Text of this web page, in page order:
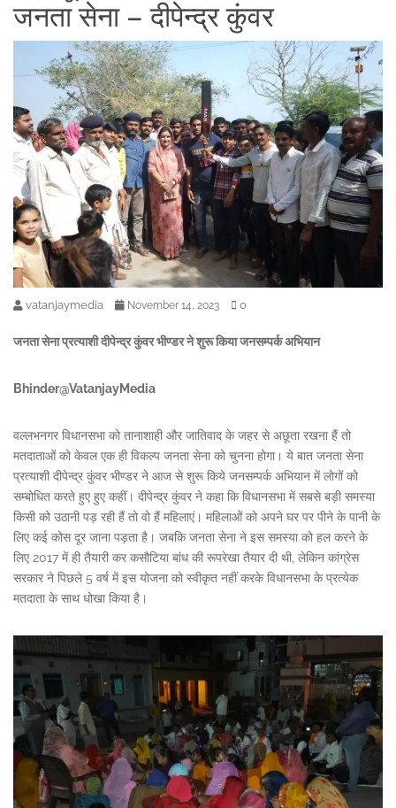
जनता सेना – दीपेन्द्र कुंवर
vatanjaymedia November 14, 2023 0
जनता सेना प्रत्याशी दीपेन्द्र कुंवर भीण्डर ने शुरू किया जनसम्पर्क अभियान
Bhinder@VatanjayMedia
वल्लभनगर विधानसभा को तानाशाही और जातिवाद के जहर से अछूता रखना हैं तो
मतदाताओं को केवल एक ही विकल्प जनता सेना को चुनना होगा। ये बात जनता सेना
प्रत्याशी दीपेन्द्र कुंवर भीण्डर ने आज से शुरू किये जनसम्पर्क अभियान में लोगों को
सम्बोधित करते हुए हुए कहीं। दीपेन्द्र कुंवर ने कहा कि विधानसभा में सबसे बड़ी समस्या
किसी को उठानी पड़ रही हैं तो वो हैं महिलाएं। महिलाओं को अपने घर पर पीने के पानी के
लिए कई कोस दूर जाना पड़ता है। जबकि जनता सेना ने इस समस्या को हल करने के
लिए 2017 में ही तैयारी कर कसौटिया बांध की रूपरेखा तैयार दी थी, लेकिन कांग्रेस
सरकार ने पिछले 5 वर्ष में इस योजना को स्वीकृत नहीं करके विधानसभा के प्रत्येक
मतदाता के साथ धोखा किया है।